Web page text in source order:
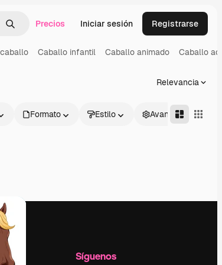
por imagen
BuscarPrecios Iniciar sesión Registrarse
Caballo infantil Caballo animado Caballo
Relevancia
Formato Estilo Avanzado
Síguenos